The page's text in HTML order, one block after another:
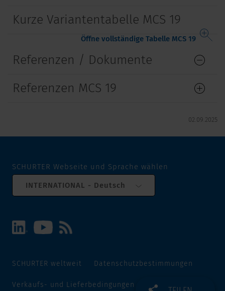
Kurze Variantentabelle MCS 19
Öffne vollständige Tabelle MCS 19
Referenzen / Dokumente
Referenzen MCS 19
02.09.2025
SCHURTER Webseite und Sprache wählen
INTERNATIONAL - Deutsch
SCHURTER weltweit Datenschutzbestimmungen
Verkaufs- und Lieferbedingungen Track and Trace